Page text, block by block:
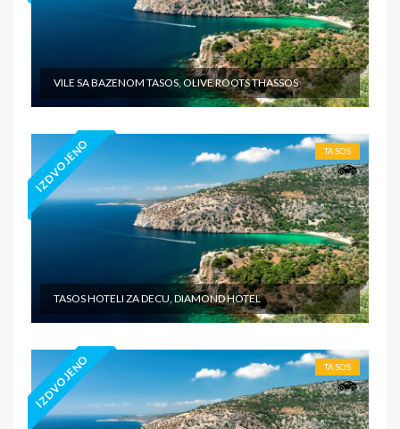
VILE SA BAZENOM TASOS, OLIVE ROOTS THASSOS
IZDVOJENO TASOS
TASOS HOTELI ZA DECU, DIAMOND HOTEL
IZDVOJENO TASOS